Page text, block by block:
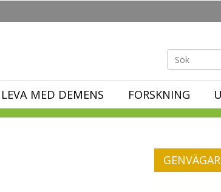
LEVA MED DEMENS FORSKNING
GENVÄGAR